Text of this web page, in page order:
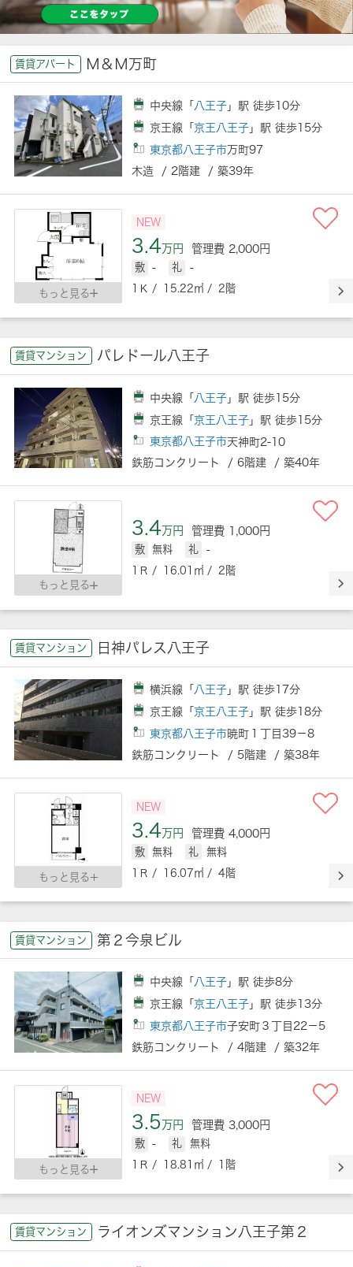
賃貸アパート Ｍ＆Ｍ万町
中央線「 八王子 」駅 徒歩10分
京王線「京王八王子 」駅 徒歩15分
東京都八王子市万町97
木造 / 2階建 / 築39年
もっと見る
NEW
3.4万円 管理費 2,000円
敷 - 礼
-
1Ｋ / 15.22㎡ / 2階
賃貸マンション パレドール八王子
中央線「 八王子 」駅 徒歩15分
京王線「京王八王子 」駅 徒歩15分
東京都八王子市天神町2-10
鉄筋コンクリート / 6階建 / 築40年
もっと見る
3.4万円 管理費 1,000円
敷 無料 礼
-
1Ｒ / 16.01㎡ / 2階
賃貸マンション 日神パレス八王子
横浜線「 八王子 」駅 徒歩17分
京王線「京王八王子 」駅 徒歩18分
東京都八王子市暁町１丁目39－8
鉄筋コンクリート / 5階建 / 築38年
もっと見る
NEW
3.4万円 管理費 4,000円
敷 無料 礼
無料
1Ｒ / 16.07㎡ / 4階
賃貸マンション 第２今泉ビル
中央線「 八王子 」駅 徒歩8分
京王線「京王八王子 」駅 徒歩13分
東京都八王子市子安町３丁目22－5
鉄筋コンクリート / 4階建 / 築32年
もっと見る
NEW
3.5万円 管理費 3,000円
敷 - 礼
無料
1Ｒ / 18.81㎡ / 1階
賃貸マンション ライオンズマンション八王子第２